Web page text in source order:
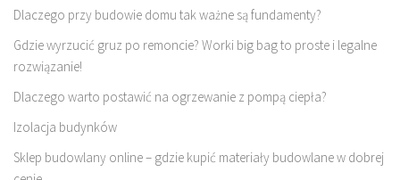
Dlaczego przy budowie domu tak ważne są fundamenty?
Gdzie wyrzucić gruz po remoncie? Worki big bag to proste i legalne
rozwiązanie!
Dlaczego warto postawić na ogrzewanie z pompą ciepła?
Izolacja budynków
Sklep budowlany online – gdzie kupić materiały budowlane w dobrej